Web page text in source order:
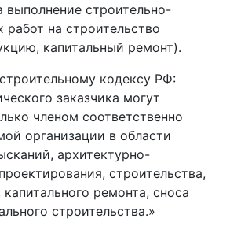
выполнение строительно-
на строительство
капитальный ремонт).
кодексу РФ:
заказчика могут
членом соответственно
организации в области
архитектурно-
строительства,
ремонта, сноса
строительства.»